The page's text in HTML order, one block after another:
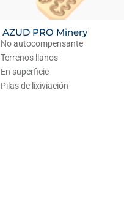
AZUD PRO Minery
No autocompensante
Terrenos llanos
En superficie
Pilas de lixiviación